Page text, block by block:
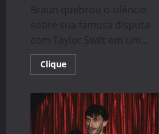
Braun quebrou o silêncio
sobre sua famosa disputa
com Taylor Swift em um...
CliqueRead
more
Braun
Fala
Sobre
Polêmica
com